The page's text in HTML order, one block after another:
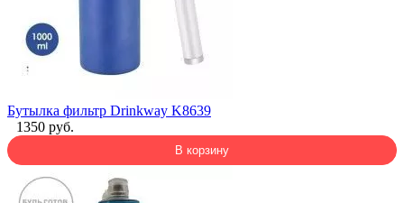
Бутылка фильтр Drinkway K8639
1350 руб.
В корзину